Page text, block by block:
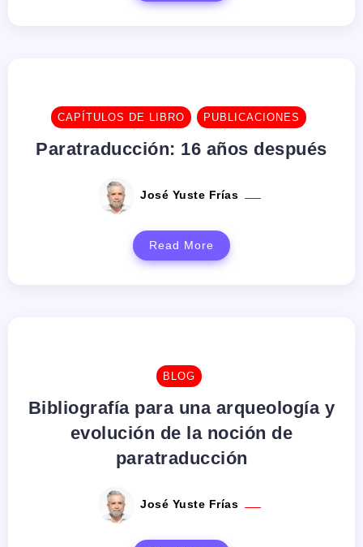
CAPÍTULOS DE LIBRO PUBLICACIONES
Paratraducción: 16 años después
José Yuste Frías
Read More
BLOG
Bibliografía para una arqueología y
evolución de la noción de
paratraducción
José Yuste Frías